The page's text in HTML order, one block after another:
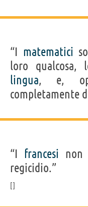
“I matematici
loro qualcosa,
lingua, e,
completamente
“I francesi non
regicidio.”